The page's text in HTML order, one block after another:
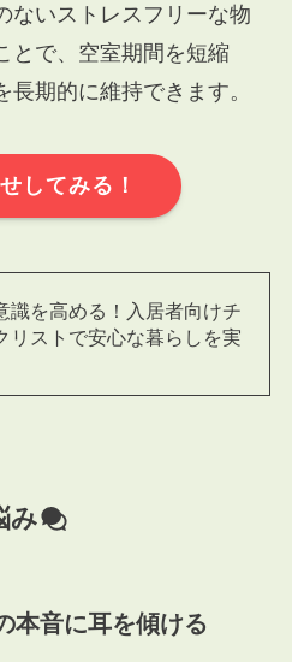
ないストレスフリーな物
とで、空室期間を短縮
長期的に維持できます。
してみる！
識を高める！入居者向けチ
リストで安心な暮らしを実
み
本音に耳を傾ける